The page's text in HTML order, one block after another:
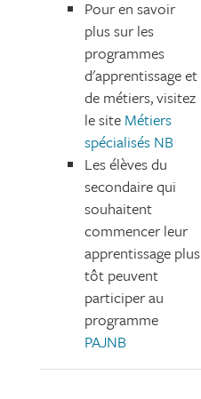
Pour en savoir
plus sur les
programmes
d'apprentissage et
de métiers, visitez
le site Métiers
spécialisés NB
Les élèves du
secondaire qui
souhaitent
commencer leur
apprentissage plus
tôt peuvent
participer au
programme
PAJNB